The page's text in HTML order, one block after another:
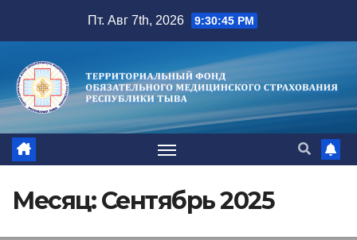
содержимому
Пт. Авг 7th, 2026 9:30:46 PM
Месяц:Сентябрь 2025